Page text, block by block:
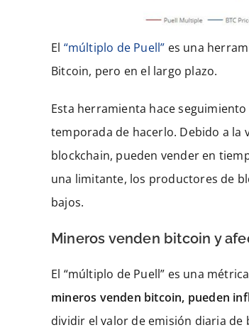
El “múltiplo de Puell” es una
Bitcoin, pero en el largo plazo.
Esta herramienta hace
temporada de hacerlo. Debido a la
blockchain, pueden vender en
una limitante, los productores de
bajos.
Mineros venden bitcoin y
El “múltiplo de Puell” es una
mineros venden bitcoin, pueden
dividir el valor de emisión diaria de